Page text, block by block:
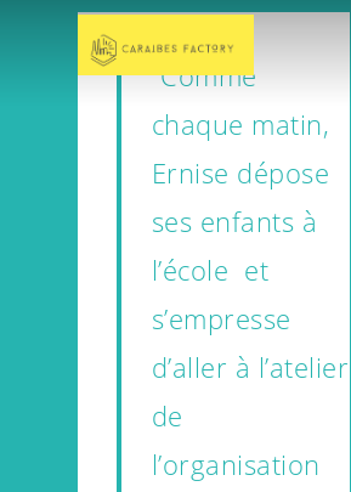
“Comme
chaque matin,
Ernise dépose
ses enfants à
l’école et
s’empresse
d’aller à l’atelier
de
l’organisation